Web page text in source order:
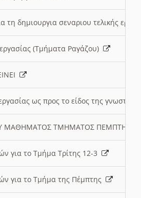
τη δημιουργια σεναριου τελικής
(Τμήματα Ραγάζου)
ως προς το είδος της
ΜΑΘΗΜΑΤΟΣ ΤΜΗΜΑΤΟΣ
για το Τμήμα Τρίτης 12-3
για το Τμήμα της Πέμπτης